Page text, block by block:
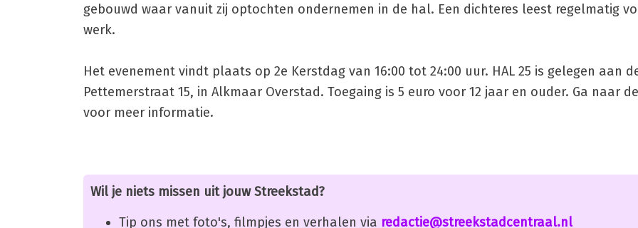
gebouwd waar vanuit zij optochten ondernemen in de hal. Een dichteres leest regelmatig
werk.
Het evenement vindt plaats op 2e Kerstdag van 16:00 tot 24:00 uur. HAL 25 is gelegen aan
Pettemerstraat 15, in Alkmaar Overstad. Toegaing is 5 euro voor 12 jaar en ouder. Ga naar
voor meer informatie.
Wil je niets missen uit jouw Streekstad?
Tip ons met foto's, filmpjes en verhalen via redactie@streekstadcentraal.nl